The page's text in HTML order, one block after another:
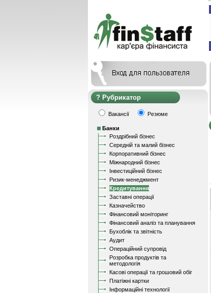
Рубрикатор
Вакансії Резюме
Банки
Роздрібний бізнес
Середній та малий бізнес
Корпоративний бізнес
Міжнародний бізнес
Інвестиційний бізнес
Ризик-менеджмент
Кредитування
Заставні операції
Казначейство
Фінансовий моніторинг
Фінансовий аналіз та планування
Бухоблік та звітність
Аудит
Операційний супровід
Розробка продуктів та
методологія
Касові операції та грошовий обіг
Платіжні картки
Інформаційні технології